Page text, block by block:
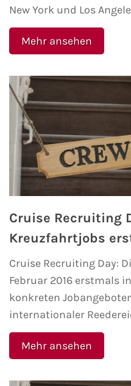
AIDA Orient
AIDA Adria
AIDA Nordamerika
AIDA Südostasien
AIDA Weltreisen
Alle AIDA Häfen
Mein Schiff Reiseziele
Mein Schiff Karibik
Mein Schiff Kanaren
Mein Schiff Norwegen
Mein Schiff
New York und Los
Mehr ansehen
Cruise Recruiting
Kreuzfahrtjobs
Cruise Recruiting Day:
Februar 2016 erstmals
konkreten
internationaler
Mehr ansehen